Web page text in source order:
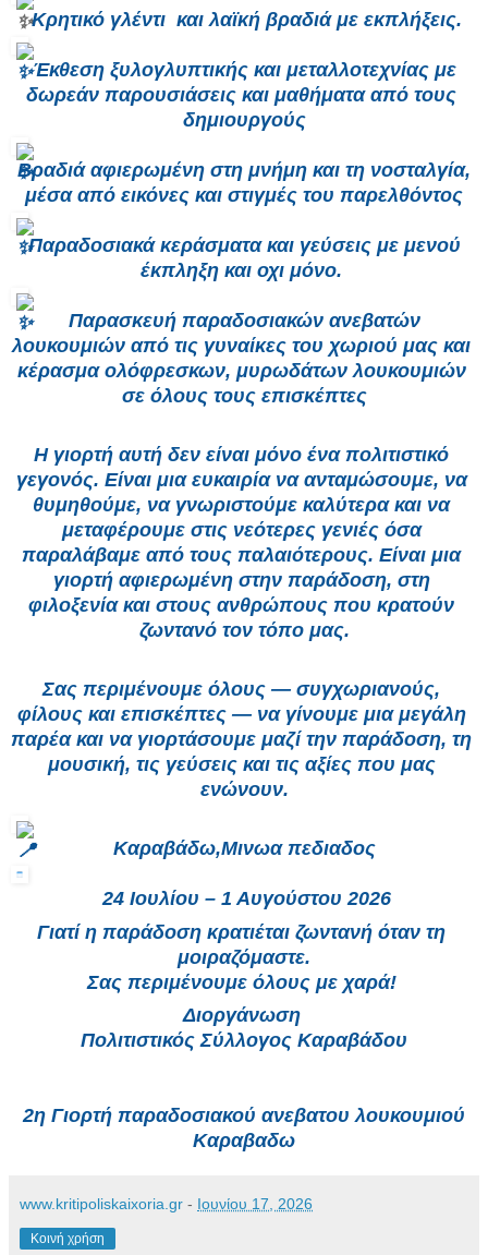
Κρητικό γλέντι  και λαϊκή βραδιά με εκπλήξεις.
Έκθεση ξυλογλυπτικής και μεταλλοτεχνίας με
δωρεάν παρουσιάσεις και μαθήματα από τους
δημιουργούς
μέσα από εικόνες και στιγμές του παρελθόντος
Παραδοσιακά κεράσματα και γεύσεις με μενού
έκπληξη και οχι μόνο.
λουκουμιών από τις γυναίκες του χωριού μας και
κέρασμα ολόφρεσκων, μυρωδάτων λουκουμιών
σε όλους τους επισκέπτες
Η γιορτή αυτή δεν είναι μόνο ένα πολιτιστικό
γεγονός. Είναι μια ευκαιρία να ανταμώσουμε, να
θυμηθούμε, να γνωριστούμε καλύτερα και να
μεταφέρουμε στις νεότερες γενιές όσα
παραλάβαμε από τους παλαιότερους. Είναι μια
γιορτή αφιερωμένη στην παράδοση, στη
φιλοξενία και στους ανθρώπους που κρατούν
ζωντανό τον τόπο μας.
Σας περιμένουμε όλους — συγχωριανούς,
φίλους και επισκέπτες — να γίνουμε μια μεγάλη
παρέα και να γιορτάσουμε μαζί την παράδοση, τη
μουσική, τις γεύσεις και τις αξίες που μας
ενώνουν.
Καραβάδω,Μινωα πεδιαδος
24 Ιουλίου – 1 Αυγούστου 2026
Γιατί η παράδοση κρατιέται ζωντανή όταν τη
μοιραζόμαστε.
Σας περιμένουμε όλους με χαρά!
Διοργάνωση
Πολιτιστικός Σύλλογος Καραβάδου
2η Γιορτή παραδοσιακού ανεβατου λουκουμιού
Καραβαδω
www.kritipoliskaixoria.gr - Ιουνίου 17, 2026
Κοινή χρήση